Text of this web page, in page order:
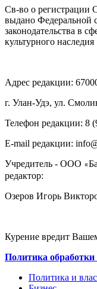
Св-во о
выдано Федеральной
законодательства в
культурного наследия
Адрес редакции:
г. Улан-Удэ, ул.
Телефон редакции: ‎‎8
E-mail редакции:
Учредитель - ООО «
редактор:
Озеров Игорь
Курение вредит
Политика
Политика и